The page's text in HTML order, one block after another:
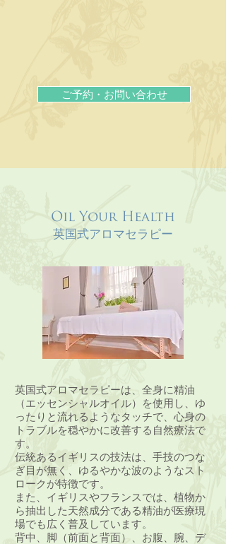
ご予約・お問い合わせ
英国式アロマセラピーは、全身に精油
（エッセンシャルオイル）を使用し、ゆ
ったりと流れるようなタッチで、心身の
トラブルを穏やかに改善する自然療法で
す。
伝統あるイギリスの技法は、手技のつな
ぎ目が無く、ゆるやかな波のようなスト
ロークが特徴です。
また、イギリスやフランスでは、植物か
ら抽出した天然成分である精油が医療現
場でも広く普及しています。
背中、脚（前面と背面）、お腹、腕、デ
Oil Your Health
英国式アロマセラピー